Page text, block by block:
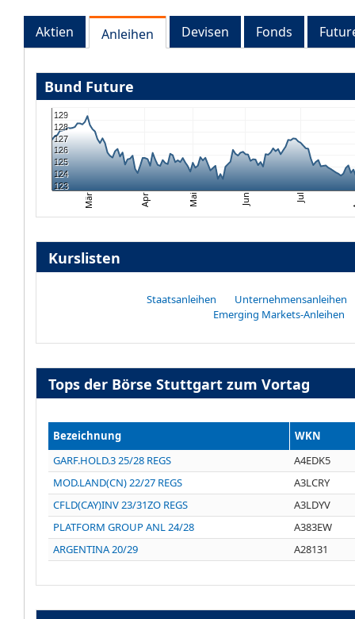
Aktien Anleihen Devisen Fonds
Bund Future
Mär Apr Mai Jun Jul
123
124
125
126
127
128
129
Kurslisten
Staatsanleihen
Unternehmensanleihen
Emerging Markets-Anleihen
Tops der Börse Stuttgart zum Vortag
Bezeichnung
WKN
GARF.HOLD.3 25/28 REGS
A4EDK5
MOD.LAND(CN) 22/27 REGS
A3LCRY
CFLD(CAY)INV 23/31ZO REGS
A3LDYV
PLATFORM GROUP ANL 24/28
A383EW
ARGENTINA 20/29
A28131